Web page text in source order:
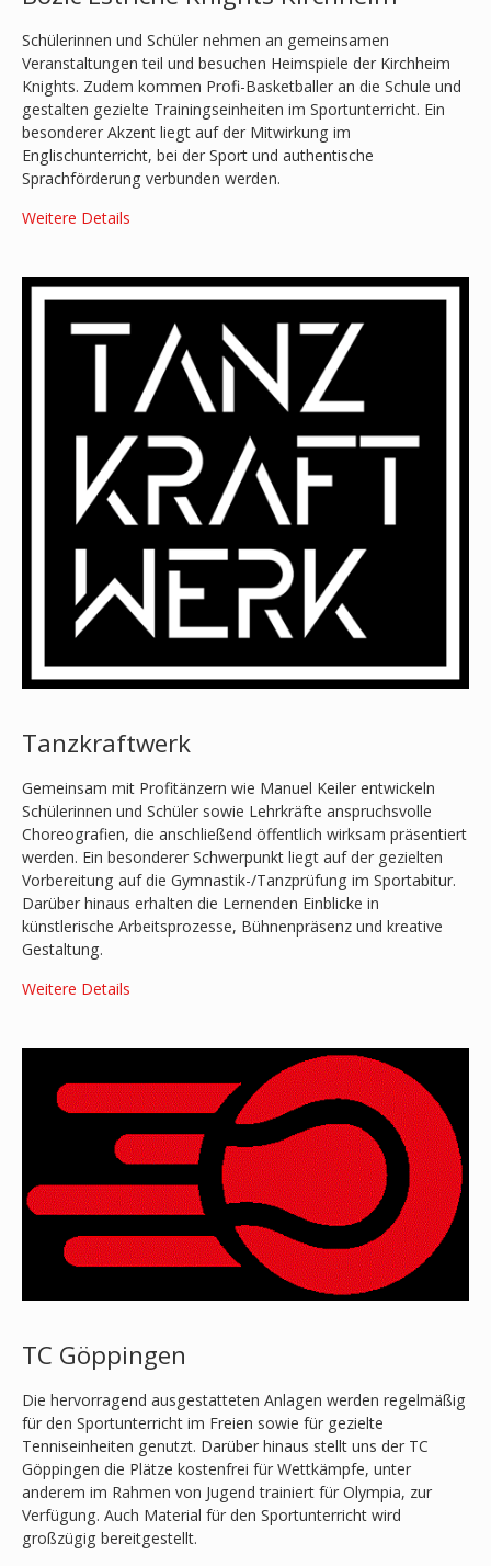
Schülerinnen und Schüler nehmen an gemeinsamen
Veranstaltungen teil und besuchen Heimspiele der Kirchheim
Knights. Zudem kommen Profi-Basketballer an die Schule und
gestalten gezielte Trainingseinheiten im Sportunterricht. Ein
besonderer Akzent liegt auf der Mitwirkung im
Englischunterricht, bei der Sport und authentische
Sprachförderung verbunden werden.
Weitere Details
Tanzkraftwerk
Gemeinsam mit Profitänzern wie Manuel Keiler entwickeln
Schülerinnen und Schüler sowie Lehrkräfte anspruchsvolle
Choreografien, die anschließend öffentlich wirksam präsentiert
werden. Ein besonderer Schwerpunkt liegt auf der gezielten
Vorbereitung auf die Gymnastik-/Tanzprüfung im Sportabitur.
Darüber hinaus erhalten die Lernenden Einblicke in
künstlerische Arbeitsprozesse, Bühnenpräsenz und kreative
Gestaltung.
Weitere Details
TC Göppingen
Die hervorragend ausgestatteten Anlagen werden regelmäßig
für den Sportunterricht im Freien sowie für gezielte
Tenniseinheiten genutzt. Darüber hinaus stellt uns der TC
Göppingen die Plätze kostenfrei für Wettkämpfe, unter
anderem im Rahmen von Jugend trainiert für Olympia, zur
Verfügung. Auch Material für den Sportunterricht wird
großzügig bereitgestellt.